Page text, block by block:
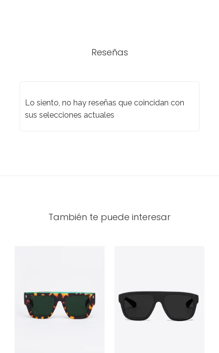
Reseñas
Lo siento, no hay reseñas que coincidan con
sus selecciones actuales
También te puede interesar